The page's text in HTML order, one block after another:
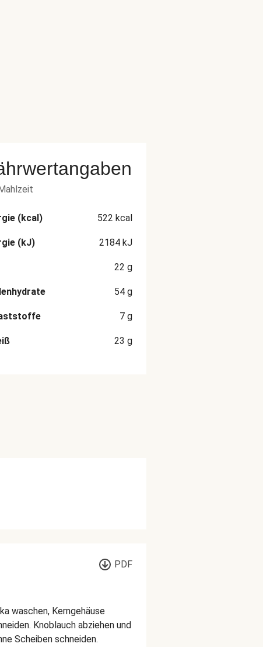
(kcal) 522 kcal
(kJ) 2184 kJ
22 g
54 g
7 g
23 g
PDF
waschen, Kerngehäuse
Knoblauch abziehen und
Scheiben schneiden.